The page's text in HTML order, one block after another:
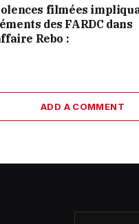
filmées
des FARDC dans
Rebo :
ADD A COMMENT